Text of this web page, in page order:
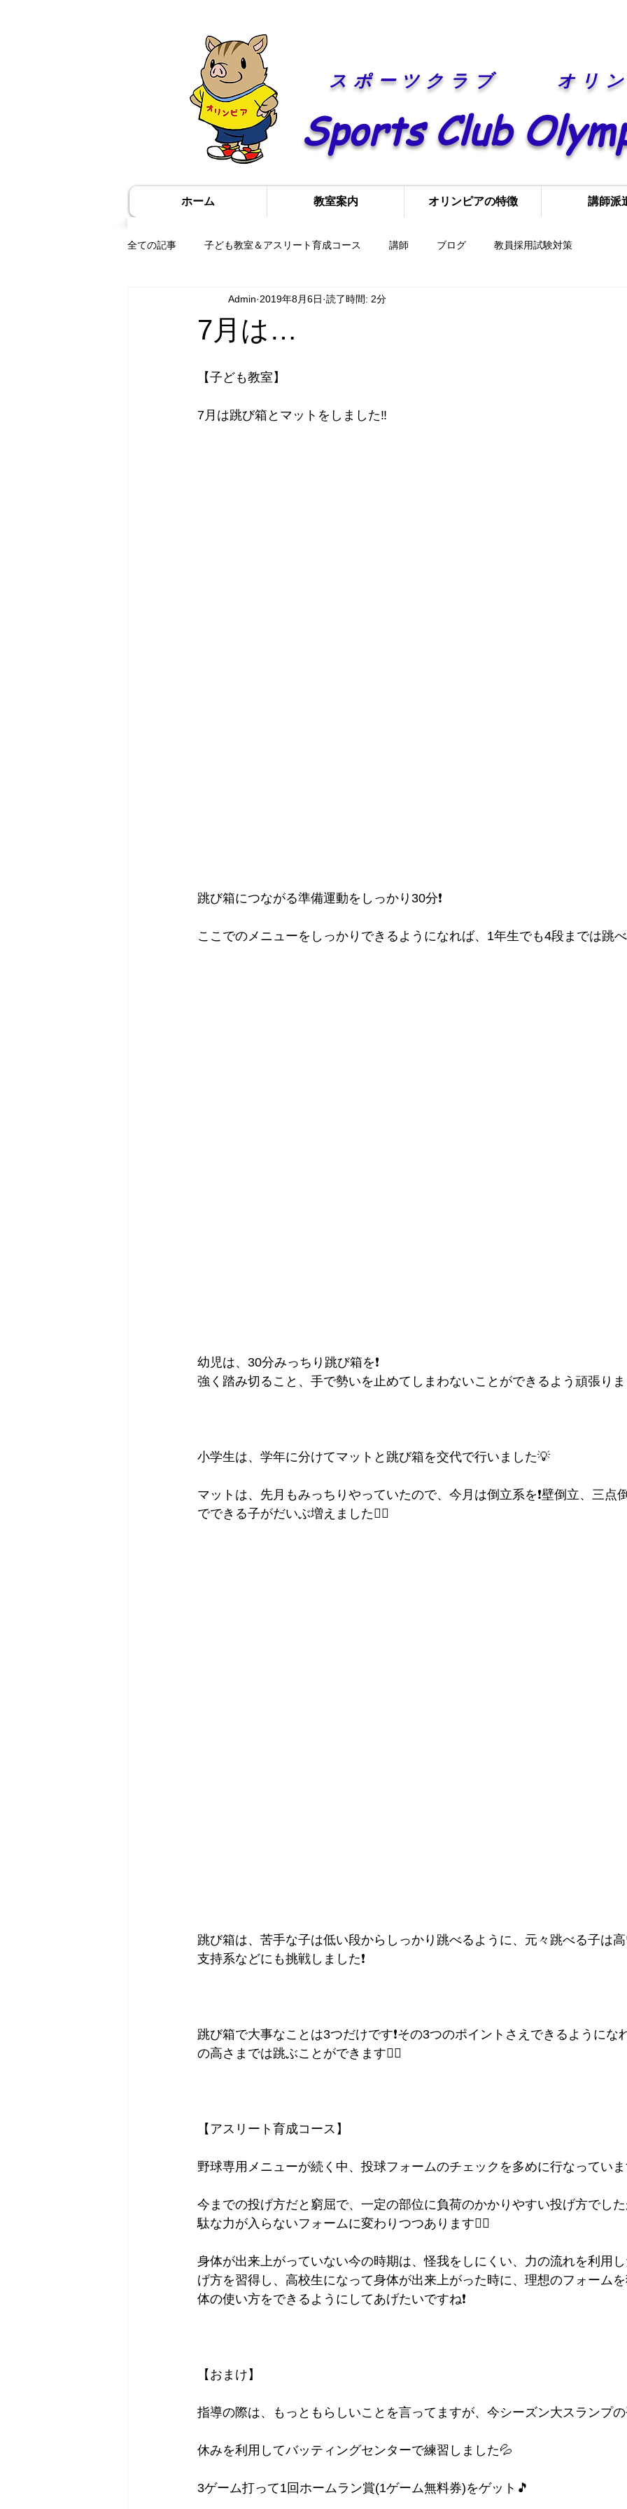
スポーツクラブ オリン
Sports Club
ホーム 教室案内 オリンピアの特徴 講師派
全ての記事 子ども教室＆アスリート育成コース 講師 ブログ 教員採用試験対策
7月は…
Admin 2019年8月6日 読了時間: 2分
【子ども教室】
7月は跳び箱とマットをしました‼️
跳び箱につながる準備運動をしっかり30分❗️
ここでのメニューをしっかりできるようになれば、1年生でも4段までは跳べ
幼児は、30分みっちり跳び箱を❗️
強く踏み切ること、手で勢いを止めてしまわないことができるよう頑張り
小学生は、学年に分けてマットと跳び箱を交代で行いました💡
マットは、先月もみっちりやっていたので、今月は倒立系を❗️壁倒立、三点
でできる子がだいぶ増えました👍🏻
跳び箱は、苦手な子は低い段からしっかり跳べるように、元々跳べる子は
支持系などにも挑戦しました❗️
跳び箱で大事なことは3つだけです❗️その3つのポイントさえできるようにな
の高さまでは跳ぶことができます👍🏻
【アスリート育成コース】
野球専用メニューが続く中、投球フォームのチェックを多めに行なっていま
今までの投げ方だと窮屈で、一定の部位に負荷のかかりやすい投げ方でし
駄な力が入らないフォームに変わりつつあります👍🏻
身体が出来上がっていない今の時期は、怪我をしにくい、力の流れを利用
げ方を習得し、高校生になって身体が出来上がった時に、理想のフォーム
体の使い方をできるようにしてあげたいですね❗️
【おまけ】
指導の際は、もっともらしいことを言ってますが、今シーズン大スランプ
休みを利用してバッティングセンターで練習しました💦
3ゲーム打って1回ホームラン賞(1ゲーム無料券)をゲット🎵